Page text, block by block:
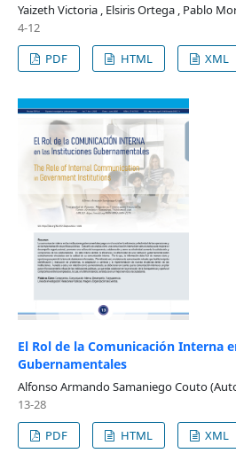
Yaizeth Victoria , Elsiris Ortega , Pablo
4-12
PDF
HTML XML
El Rol de la Comunicación Interna
Gubernamentales
Alfonso Armando Samaniego Couto
13-28
PDF
HTML XML